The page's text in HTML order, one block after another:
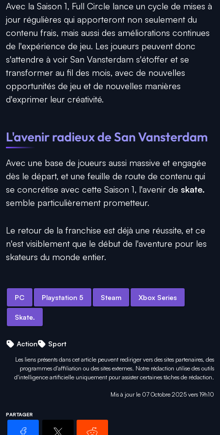
Avec la Saison 1, Full Circle lance un cycle de mises à
jour régulières qui apporteront non seulement du
contenu frais, mais aussi des améliorations continues
de l'expérience de jeu. Les joueurs peuvent donc
s'attendre à voir San Vansterdam s'étoffer et se
transformer au fil des mois, avec de nouvelles
opportunités de jeu et de nouvelles manières
d'exprimer leur créativité.
L'avenir radieux de San Vansterdam
Avec une base de joueurs aussi massive et engagée
dès le départ, et une feuille de route de contenu qui
se concrétise avec cette Saison 1, l'avenir de skate.
semble particulièrement prometteur.
Le retour de la franchise est déjà une réussite, et ce
n'est visiblement que le début de l'aventure pour les
skateurs du monde entier.
PC Playstation 5 Steam Xbox Series
Skate.
Action Sport
Les liens présents dans cet article peuvent rediriger vers des sites partenaires, des
programmes d'affiliation ou des sites externes. Notre rédaction utilise des outils
d'intelligence artificielle uniquement pourassister certaines tâches de rédaction.
Mis à jour le 07 Octobre 2025 vers 19h10
PARTAGER